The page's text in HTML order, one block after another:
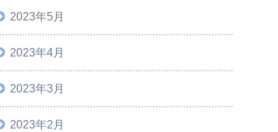
2023年5月
2023年4月
2023年3月
2023年2月